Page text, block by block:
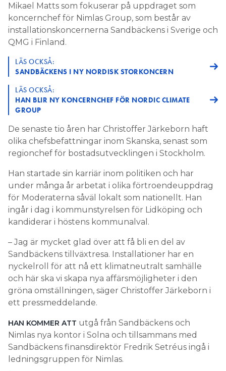
Mikael Matts som fokuserar på uppdraget som
koncernchef för Nimlas Group, som består av
installationskoncernerna Sandbäckens i Sverige och
QMG i Finland.
LÄS OCKSÅ:
SANDBÄCKENS I NY NORDISK STORKONCERN
LÄS OCKSÅ:
HAN BLIR NY KONCERNCHEF FÖR NORDIC CLIMATE
GROUP
De senaste tio åren har Christoffer Järkeborn haft
olika chefsbefattningar inom Skanska, senast som
regionchef för bostadsutvecklingen i Stockholm.
Han startade sin karriär inom politiken och har
under många år arbetat i olika förtroendeuppdrag
för Moderaterna såväl lokalt som nationellt. Han
ingår i dag i kommunstyrelsen för Lidköping och
kandiderar i höstens kommunalval.
– Jag är mycket glad över att få bli en del av
Sandbäckens tillväxtresa. Installationer har en
nyckelroll för att nå ett klimatneutralt samhälle
och här ska vi skapa nya affärsmöjligheter i den
gröna omställningen, säger Christoffer Järkeborn i
ett pressmeddelande.
HAN KOMMER ATT utgå från Sandbäckens och
Nimlas nya kontor i Solna och tillsammans med
Sandbäckens finansdirektör Fredrik Setréus ingå i
ledningsgruppen för Nimlas.